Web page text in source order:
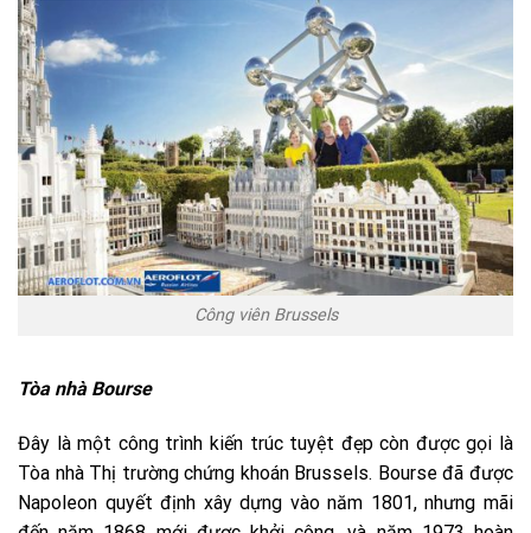
Công viên Brussels
Tòa nhà Bourse
Đây là một công trình kiến trúc tuyệt đẹp còn được gọi là
Tòa nhà Thị trường chứng khoán Brussels. Bourse đã được
Napoleon quyết định xây dựng vào năm 1801, nhưng mãi